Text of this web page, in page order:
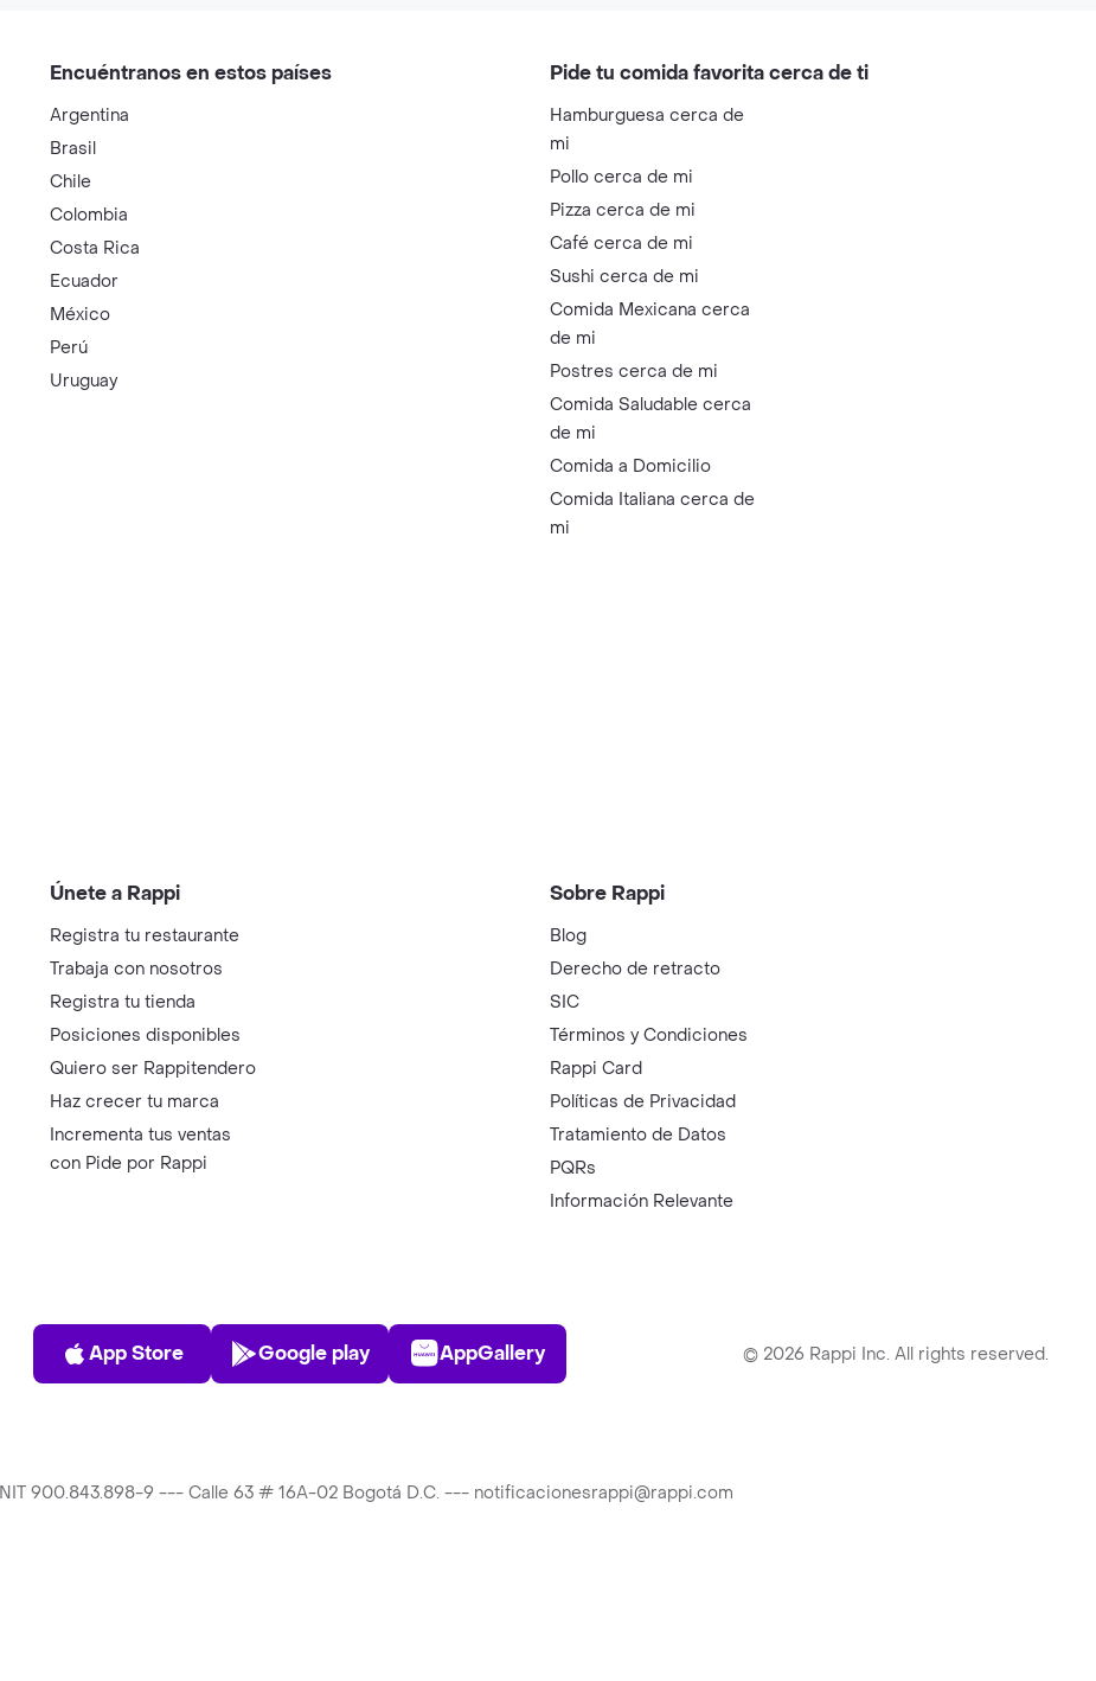
Encuéntranos en estos países
Argentina
Brasil
Chile
Colombia
Costa Rica
Ecuador
México
Perú
Uruguay
Pide tu comida favorita cerca de ti
Hamburguesa cerca de
mi
Pollo cerca de mi
Pizza cerca de mi
Café cerca de mi
Sushi cerca de mi
Comida Mexicana cerca
de mi
Postres cerca de mi
Comida Saludable cerca
de mi
Comida a Domicilio
Comida Italiana cerca de
mi
Únete a Rappi
Registra tu restaurante
Trabaja con nosotros
Registra tu tienda
Posiciones disponibles
Quiero ser Rappitendero
Haz crecer tu marca
Incrementa tus ventas
con Pide por Rappi
Sobre Rappi
Blog
Derecho de retracto
SIC
Términos y Condiciones
Rappi Card
Políticas de Privacidad
Tratamiento de Datos
PQRs
Información Relevante
App Store
App Store
Play Store
Google play
AppGallery
AppGallery © 2026 Rappi Inc. All rights reserved.
900.843.898-9 --- Calle 63 # 16A-02 Bogotá D.C. --- notificacionesrappi@rappi.com